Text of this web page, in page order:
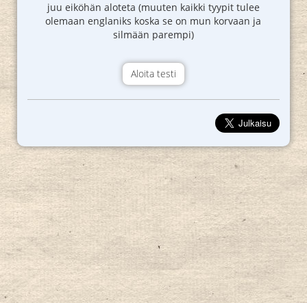
juu eiköhän aloteta (muuten kaikki tyypit tulee
olemaan englaniks koska se on mun korvaan ja
silmään parempi)
Aloita testi